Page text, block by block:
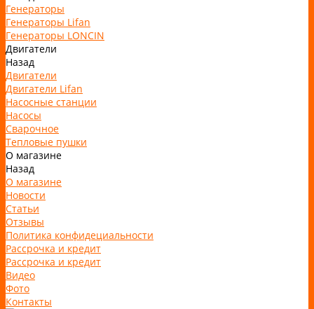
Генераторы
Генераторы Lifan
Генераторы LONCIN
Двигатели
Назад
Двигатели
Двигатели Lifan
Насосные станции
Насосы
Сварочное
Тепловые пушки
О магазине
Назад
О магазине
Новости
Статьи
Отзывы
Политика конфидециальности
Рассрочка и кредит
Рассрочка и кредит
Видео
Фото
Контакты